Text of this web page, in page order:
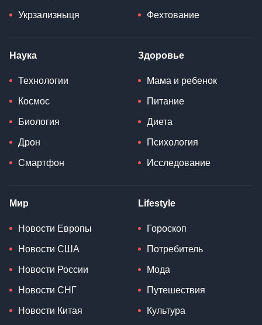
Укрзализныця Фехтование
Наука
Технологии
Космос
Биология
Дрон
Смартфон
Здоровье
Мама и ребенок
Питание
Диета
Психология
Исследование
Мир
Новости Европы
Новости США
Новости России
Новости СНГ
Новости Китая
Lifestyle
Гороскоп
Потребитель
Мода
Путешествия
Культура